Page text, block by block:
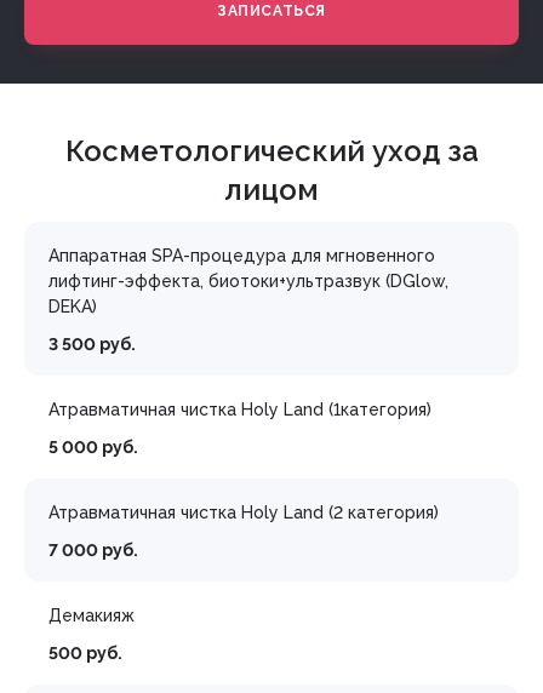
ЗАПИСАТЬСЯ
Косметологический уход за
лицом
Аппаратная SPA-процедура для мгновенного
лифтинг-эффекта, биотоки+ультразвук (DGlow,
DEKA)
3 500 руб.
Атравматичная чистка Holy Land (1категория)
5 000 руб.
Атравматичная чистка Holy Land (2 категория)
7 000 руб.
Демакияж
500 руб.